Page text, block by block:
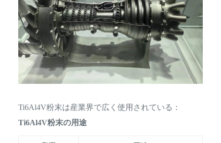
Ti6Al4V粉末は産業界で広く使用されている：
Ti6Al4V粉末の用途